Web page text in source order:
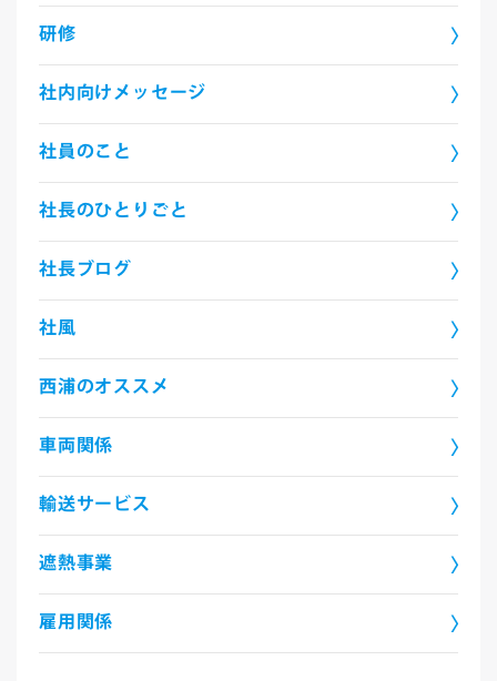
研修
社内向けメッセージ
社員のこと
社長のひとりごと
社長ブログ
社風
西浦のオススメ
車両関係
輸送サービス
遮熱事業
雇用関係